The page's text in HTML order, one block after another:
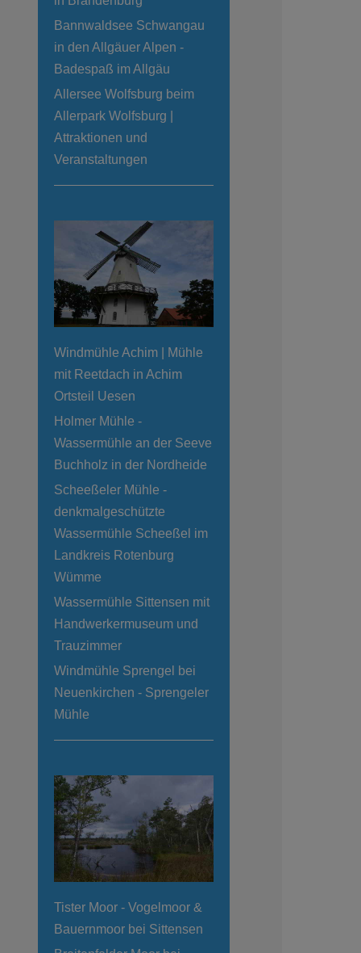
Bannwaldsee Schwangau
in den Allgäuer Alpen -
Badespaß im Allgäu
Allersee Wolfsburg beim
Allerpark Wolfsburg |
Attraktionen und
Veranstaltungen
Windmühle Achim | Mühle
mit Reetdach in Achim
Ortsteil Uesen
Holmer Mühle -
Wassermühle an der Seeve
Buchholz in der Nordheide
Scheeßeler Mühle -
denkmalgeschützte
Wassermühle Scheeßel im
Landkreis Rotenburg
Wümme
Wassermühle Sittensen mit
Handwerkermuseum und
Trauzimmer
Windmühle Sprengel bei
Neuenkirchen - Sprengeler
Mühle
Tister Moor - Vogelmoor &
Bauernmoor bei Sittensen